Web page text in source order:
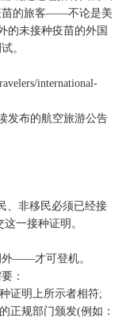
苗的旅客——不论是美
的未接种疫苗的外国
。
international-
发布的航空旅游公告
、非移民必须已经接
一接种证明。
——才可登机。
：
证明上所示者相符;
正规部门颁发(例如：